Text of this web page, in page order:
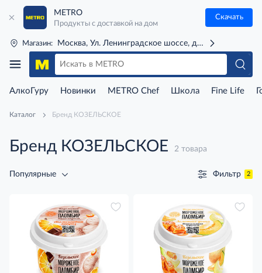
METRO
Продукты с доставкой на дом
Скачать
Магазин: Москва, Ул. Ленинградское шоссе, д. 71Г (м. Речной
АлкоГуру Новинки METRO Chef Школа Fine Life
Каталог Бренд КОЗЕЛЬСКОЕ
Бренд КОЗЕЛЬСКОЕ 2 товара
Популярные Фильтр 2